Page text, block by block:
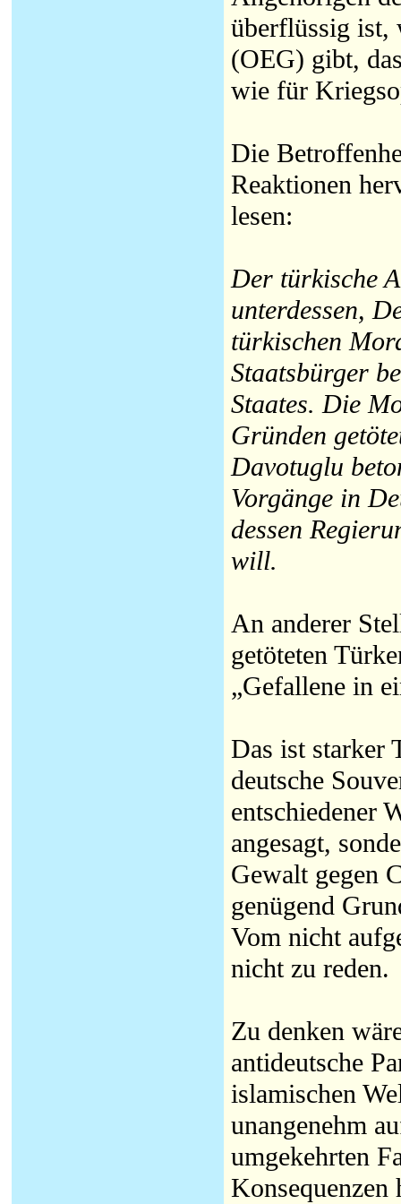
überflüssig ist,
(OEG) gibt,
wie für
Die
Reaktionen
lesen:
Der türkische
unterdessen,
türkischen
Staatsbürger
Staates. Die
Gründen
Davotuglu
Vorgänge in
dessen
will.
An anderer
getöteten
„Gefallene in
Das ist starker
deutsche
entschiedener
angesagt,
Gewalt gegen
genügend
Vom nicht
nicht zu reden.
Zu denken
antideutsche
islamischen
unangenehm
umgekehrten
Konsequenzen